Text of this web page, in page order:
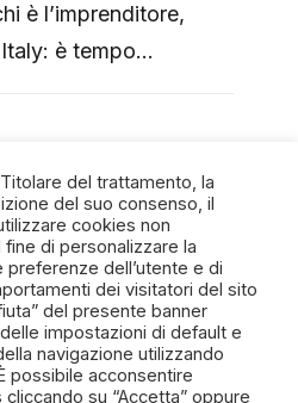
è l’imprenditore,
è tempo…
Manlio e Maria Letizia
del trattamento, la
del suo consenso, il
cookies non
di personalizzare la
preferenze dell’utente e di
dei visitatori del sito
del presente banner
impostazioni di default e
navigazione utilizzando
possibile acconsentire
su “Accetta” oppure